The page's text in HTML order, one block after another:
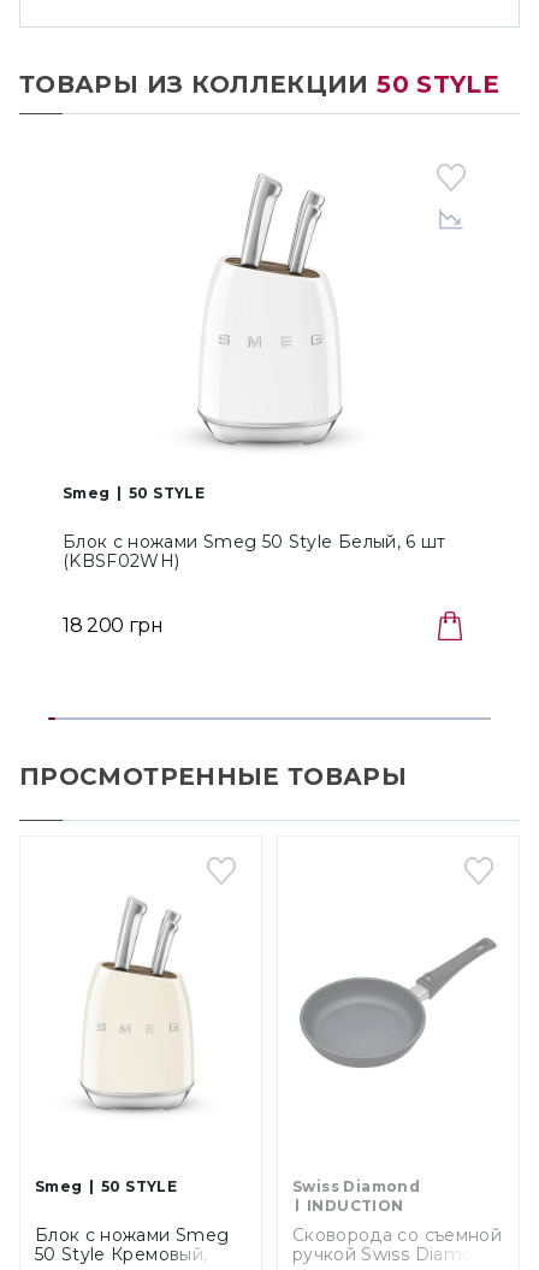
ТОВАРЫ ИЗ КОЛЛЕКЦИИ50 STYLE
Smeg 50 STYLE
Блок с ножами Smeg 50 Style Белый, 6 шт
(KBSF02WH)
18 200 грн
ПРОСМОТРЕННЫЕ ТОВАРЫ
Smeg 50 STYLE
Блок с ножами Smeg
50 Style Кремовый, 6
Swiss Diamond
INDUCTION
Сковорода со съемной
ручкой Swiss Diamond